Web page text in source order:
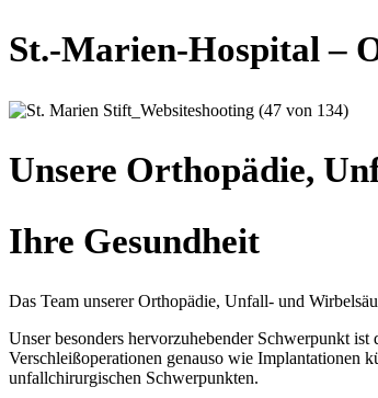
St.-Marien-Hospital –
Unsere Orthopädie,
Ihre Gesundheit
Das Team unserer Orthopädie, Unfall- und
Unser besonders hervorzuhebender Schwerpunkt
Verschleißoperationen genauso wie Implantationen
unfallchirurgischen Schwerpunkten.